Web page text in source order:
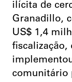
ilícita de
Granadillo,
US$ 1,4
fiscalização,
comunitário